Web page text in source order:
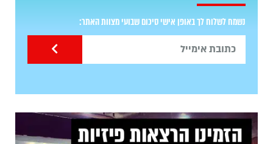
נשמח לשלוח לך באופן אישי סיכום שבועי מצוות האתר: